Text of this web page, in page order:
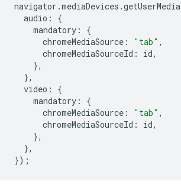
navigator .mediaDevices .getUserMedia
audio :
{
mandatory :
{
chromeMediaSource : "tab" ,
chromeMediaSourceId : id,
},
},
video :
{
mandatory :
{
chromeMediaSource : "tab" ,
chromeMediaSourceId : id,
},
},
});